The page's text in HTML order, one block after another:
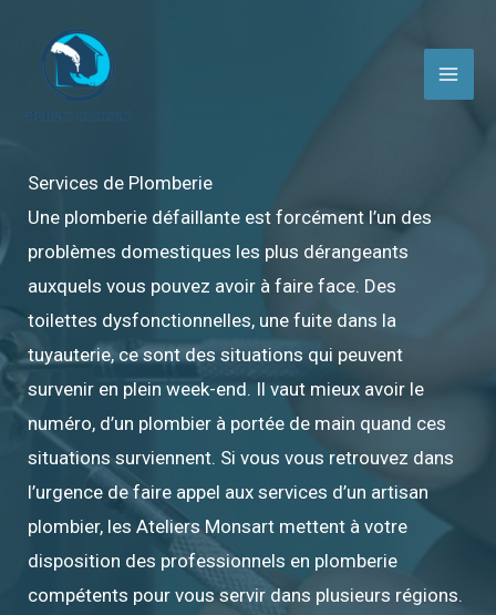
contenu
Services de Plomberie
Une plomberie défaillante est forcément l’un des
problèmes domestiques les plus dérangeants
auxquels vous pouvez avoir à faire face. Des
toilettes dysfonctionnelles, une fuite dans la
tuyauterie, ce sont des situations qui peuvent
survenir en plein week-end. Il vaut mieux avoir le
numéro, d’un plombier à portée de main quand ces
situations surviennent. Si vous vous retrouvez dans
l’urgence de faire appel aux services d’un artisan
plombier, les Ateliers Monsart mettent à votre
disposition des professionnels en plomberie
compétents pour vous servir dans plusieurs régions.